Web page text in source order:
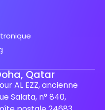
Qatar
AL EZZ, ancienne
Salata, n° 840,